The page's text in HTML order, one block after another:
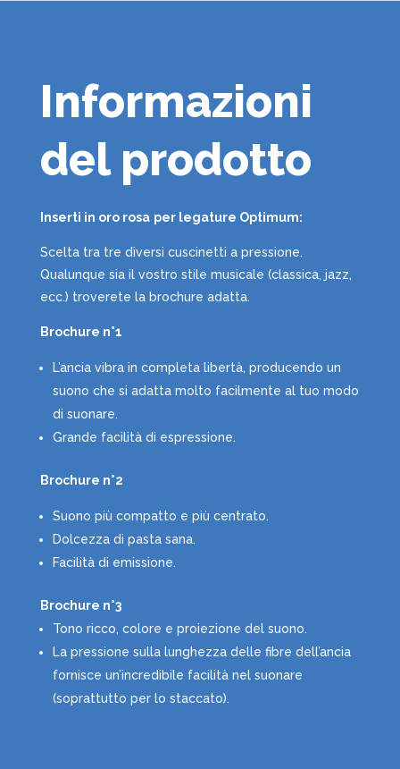
Informazioni
del prodotto
Inserti in oro rosa per legature Optimum:
Scelta tra tre diversi cuscinetti a pressione.
Qualunque sia il vostro stile musicale (classica, jazz,
ecc.) troverete la brochure adatta.
Brochure n°1
L’ancia vibra in completa libertà, producendo un
suono che si adatta molto facilmente al tuo modo
di suonare.
Grande facilità di espressione.
Brochure n°2
Suono più compatto e più centrato.
Dolcezza di pasta sana.
Facilità di emissione.
Brochure n°3
Tono ricco, colore e proiezione del suono.
La pressione sulla lunghezza delle fibre dell’ancia
fornisce un’incredibile facilità nel suonare
(soprattutto per lo staccato).